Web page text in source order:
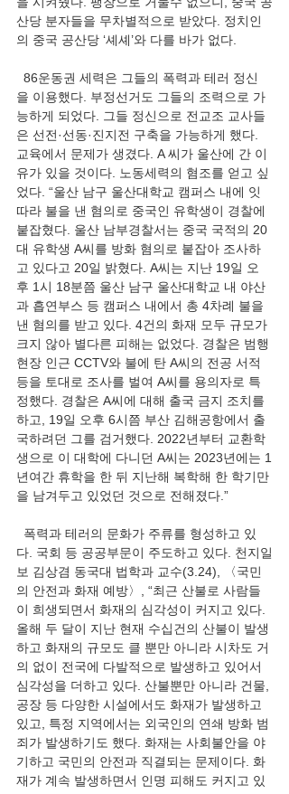
산당 분자들을 무차별적으로 받았다. 정치인
의 중국 공산당 ‘셰셰’와 다를 바가 없다.
86운동권 세력은 그들의 폭력과 테러 정신
을 이용했다. 부정선거도 그들의 조력으로 가
능하게 되었다. 그들 정신으로 전교조 교사들
은 선전·선동·진지전 구축을 가능하게 했다.
교육에서 문제가 생겼다. A 씨가 울산에 간 이
유가 있을 것이다. 노동세력의 혐조를 얻고 싶
었다. “울산 남구 울산대학교 캠퍼스 내에 잇
따라 불을 낸 혐의로 중국인 유학생이 경찰에
붙잡혔다. 울산 남부경찰서는 중국 국적의 20
대 유학생 A씨를 방화 혐의로 붙잡아 조사하
고 있다고 20일 밝혔다. A씨는 지난 19일 오
후 1시 18분쯤 울산 남구 울산대학교 내 야산
과 흡연부스 등 캠퍼스 내에서 총 4차례 불을
낸 혐의를 받고 있다. 4건의 화재 모두 규모가
크지 않아 별다른 피해는 없었다. 경찰은 범행
현장 인근 CCTV와 불에 탄 A씨의 전공 서적
등을 토대로 조사를 벌여 A씨를 용의자로 특
정했다. 경찰은 A씨에 대해 출국 금지 조치를
하고, 19일 오후 6시쯤 부산 김해공항에서 출
국하려던 그를 검거했다. 2022년부터 교환학
생으로 이 대학에 다니던 A씨는 2023년에는 1
년여간 휴학을 한 뒤 지난해 복학해 한 학기만
을 남겨두고 있었던 것으로 전해졌다.”
폭력과 테러의 문화가 주류를 형성하고 있
다. 국회 등 공공부문이 주도하고 있다. 천지일
보 김상겸 동국대 법학과 교수(3.24), 〈국민
의 안전과 화재 예방〉, “최근 산불로 사람들
이 희생되면서 화재의 심각성이 커지고 있다.
올해 두 달이 지난 현재 수십건의 산불이 발생
하고 화재의 규모도 클 뿐만 아니라 시차도 거
의 없이 전국에 다발적으로 발생하고 있어서
심각성을 더하고 있다. 산불뿐만 아니라 건물,
공장 등 다양한 시설에서도 화재가 발생하고
있고, 특정 지역에서는 외국인의 연쇄 방화 범
죄가 발생하기도 했다. 화재는 사회불안을 야
기하고 국민의 안전과 직결되는 문제이다. 화
재가 계속 발생하면서 인명 피해도 커지고 있